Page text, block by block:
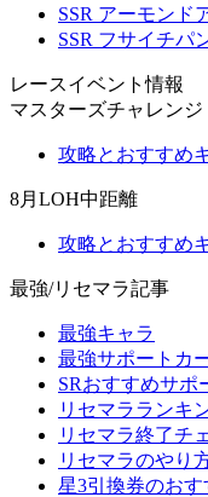
SSR アーモンド
SSR フサイチパ
レースイベント情報
マスターズチャレンジ
攻略とおすすめ
8月LOH中距離
攻略とおすすめ
最強/リセマラ記事
最強キャラ
最強サポートカ
SRおすすめサポ
リセマラランキ
リセマラ終了チ
リセマラのやり
星3引換券のおす